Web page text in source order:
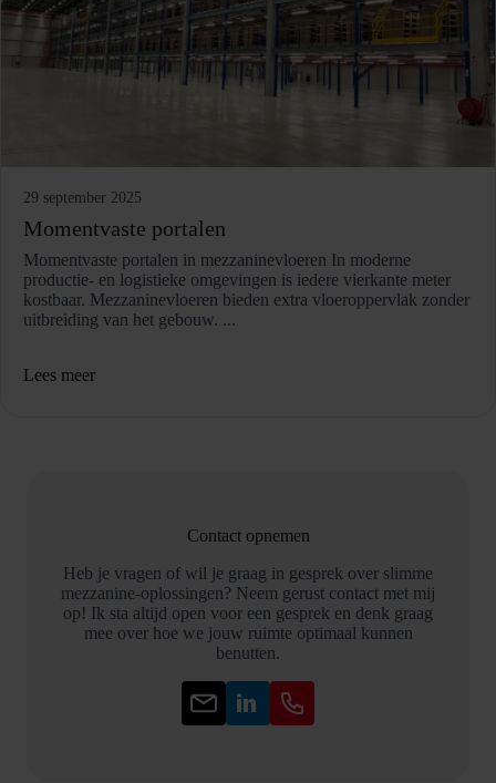
29 september 2025
Momentvaste portalen
Momentvaste portalen in mezzaninevloeren In moderne
productie- en logistieke omgevingen is iedere vierkante meter
kostbaar. Mezzaninevloeren bieden extra vloeroppervlak zonder
uitbreiding van het gebouw. ...
Lees meer
Contact opnemen
Heb je vragen of wil je graag in gesprek over slimme
mezzanine-oplossingen? Neem gerust contact met mij
op! Ik sta altijd open voor een gesprek en denk graag
mee over hoe we jouw ruimte optimaal kunnen
benutten.